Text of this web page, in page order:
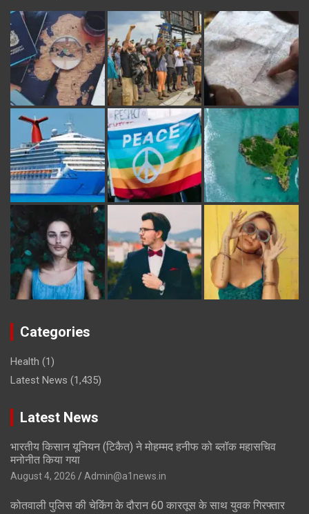
Categories
Health (1)
Latest News (1,435)
Latest News
भारतीय किसान यूनियन (टिकैत) ने मोहम्मद हनीफ को ब्लॉक महासचिव
मनोनीत किया गया
August 4, 2026 Admin@a1news.in
कोतवाली पुलिस की चेकिंग के दौरान 60 कारतूस के साथ युवक गिरफ्तार